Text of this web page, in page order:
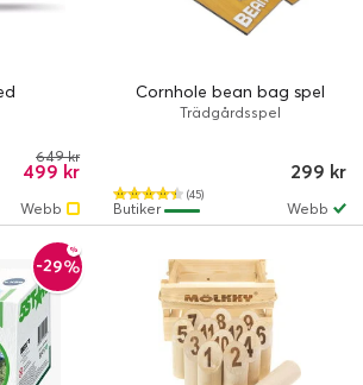
499 kr
649 kr
Webb
Cornhole bean bag spel
Trädgårdsspel
(45)
299 kr
Webb
Butiker
-29%